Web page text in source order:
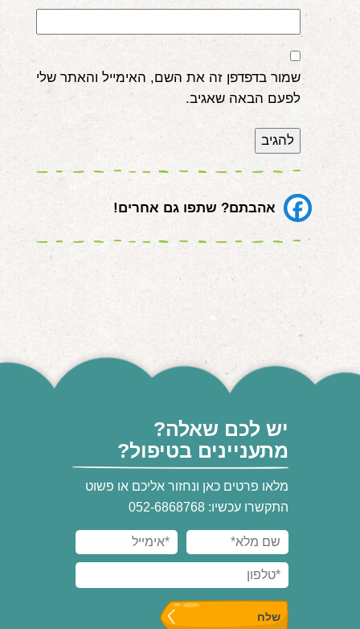
שמור בדפדפן זה את השם, האימייל והאתר שלי
לפעם הבאה שאגיב.
אהבתם? שתפו גם אחרים!
יש לכם שאלה?
מתעניינים בטיפול?
מלאו פרטים כאן ונחזור אליכם או פשוט
התקשרו עכשיו: 052-6868768